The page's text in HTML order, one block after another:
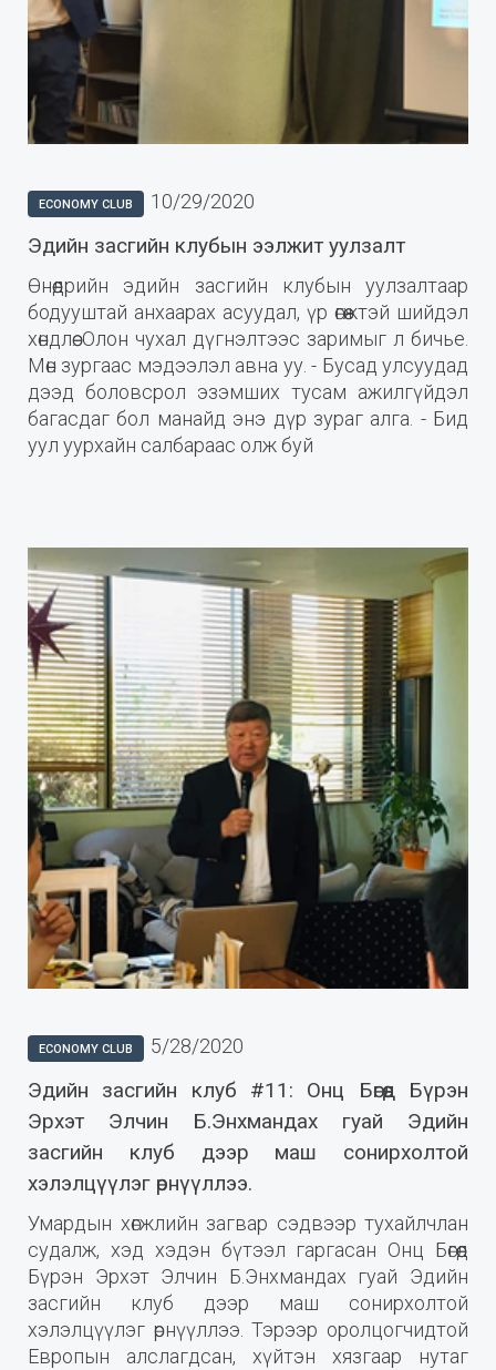
ECONOMY CLUB 10/29/2020
Эдийн засгийн клубын ээлжит уулзалт
Өнөөдрийн эдийн засгийн клубын уулзалтаар
бодууштай анхаарах асуудал, үр өгөөжтэй шийдэл
хөндлөө. Олон чухал дүгнэлтээс заримыг л бичье.
Мөн зургаас мэдээлэл авна уу. - Бусад улсуудад
дээд боловсрол эзэмших тусам ажилгүйдэл
багасдаг бол манайд энэ дүр зураг алга. - Бид
уул уурхайн салбараас олж буй
ECONOMY CLUB 5/28/2020
Эдийн засгийн клуб #11: Онц Бөгөөд Бүрэн
Эрхэт Элчин Б.Энхмандах гуай Эдийн
засгийн клуб дээр маш сонирхолтой
хэлэлцүүлэг өрнүүллээ.
Умардын хөгжлийн загвар сэдвээр тухайлчлан
судалж, хэд хэдэн бүтээл гаргасан Онц Бөгөөд
Бүрэн Эрхэт Элчин Б.Энхмандах гуай Эдийн
засгийн клуб дээр маш сонирхолтой
хэлэлцүүлэг өрнүүллээ. Тэрээр оролцогчидтой
Европын алслагдсан, хүйтэн хязгаар нутаг